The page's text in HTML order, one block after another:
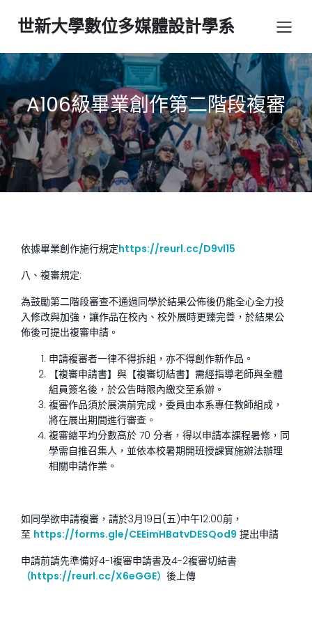
世新大學數位多媒體設計學系
A106級畢業創作第二階段複審
依據畢業創作施行規定https://reurl.cc/D9vl15
八、複審規定:
為鼓勵第二階段審查不通過同學於結果公佈後仍能全心全力投
入修改與加強，讓作品在校內、校外展時更臻完善，於結果公
佈後可提出複審申請。
申請複審者一律不得拆組，亦不得創作新作品。
【複審申請書】與【複審切結書】需經指導老師與全體
組員簽名後，於公告時限內繳交至系辦。
複審作品須於展演前完成，委員由本系專任教師組成，
將在展出期間進行審查。
複審總平均分數高於 70 分者，得以申請本課程暑修，同
學需自推召集人，並依本校暑期開班授課實施辦法辦理
相關申請作業。
如同學欲申請複審，請於3月19日(五)中午12:00前，
至 https://forms.gle/CEEimHBatvDESQod9 提出申請
申請前請先準備好4-1複審申請書及4-2複審切結書
（https://reurl.cc/X6eGGE） 後上傳